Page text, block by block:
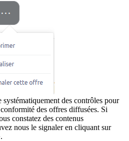
des contrôles pour
des offres diffusées. Si
constatez des contenus
nous le signaler en cliquant sur